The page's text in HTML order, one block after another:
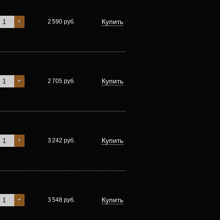
+ 2 590 руб. Купить
+ 2 705 руб. Купить
+ 3 242 руб. Купить
+ 3 548 руб. Купить